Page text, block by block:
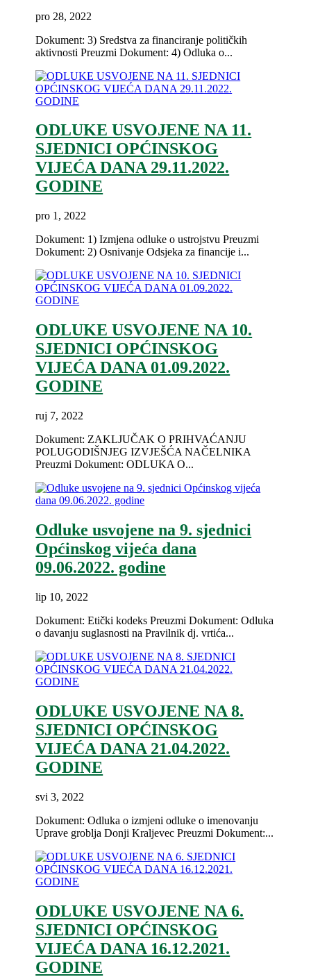
pro 28, 2022
Dokument: 3) Sredstva za financiranje političkih
aktivnosti Preuzmi Dokument: 4) Odluka o...
ODLUKE USVOJENE NA 11.
SJEDNICI OPĆINSKOG
VIJEĆA DANA 29.11.2022.
GODINE
pro 1, 2022
Dokument: 1) Izmjena odluke o ustrojstvu Preuzmi
Dokument: 2) Osnivanje Odsjeka za financije i...
ODLUKE USVOJENE NA 10.
SJEDNICI OPĆINSKOG
VIJEĆA DANA 01.09.2022.
GODINE
ruj 7, 2022
Dokument: ZAKLJUČAK O PRIHVAĆANJU
POLUGODIŠNJEG IZVJEŠĆA NAČELNIKA
Preuzmi Dokument: ODLUKA O...
Odluke usvojene na 9. sjednici
Općinskog vijeća dana
09.06.2022. godine
lip 10, 2022
Dokument: Etički kodeks Preuzmi Dokument: Odluka
o davanju suglasnosti na Pravilnik dj. vrtića...
ODLUKE USVOJENE NA 8.
SJEDNICI OPĆINSKOG
VIJEĆA DANA 21.04.2022.
GODINE
svi 3, 2022
Dokument: Odluka o izmjeni odluke o imenovanju
Uprave groblja Donji Kraljevec Preuzmi Dokument:...
ODLUKE USVOJENE NA 6.
SJEDNICI OPĆINSKOG
VIJEĆA DANA 16.12.2021.
GODINE